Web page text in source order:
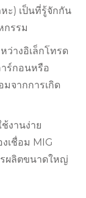
หะ) เป็นที่รู้จักกัน
กรรม
ว่างอิเล็กโทรด
ร์กอนหรือ
มจากการเกิด
งานง่าย
เชื่อม MIG
รผลิตขนาดใหญ่